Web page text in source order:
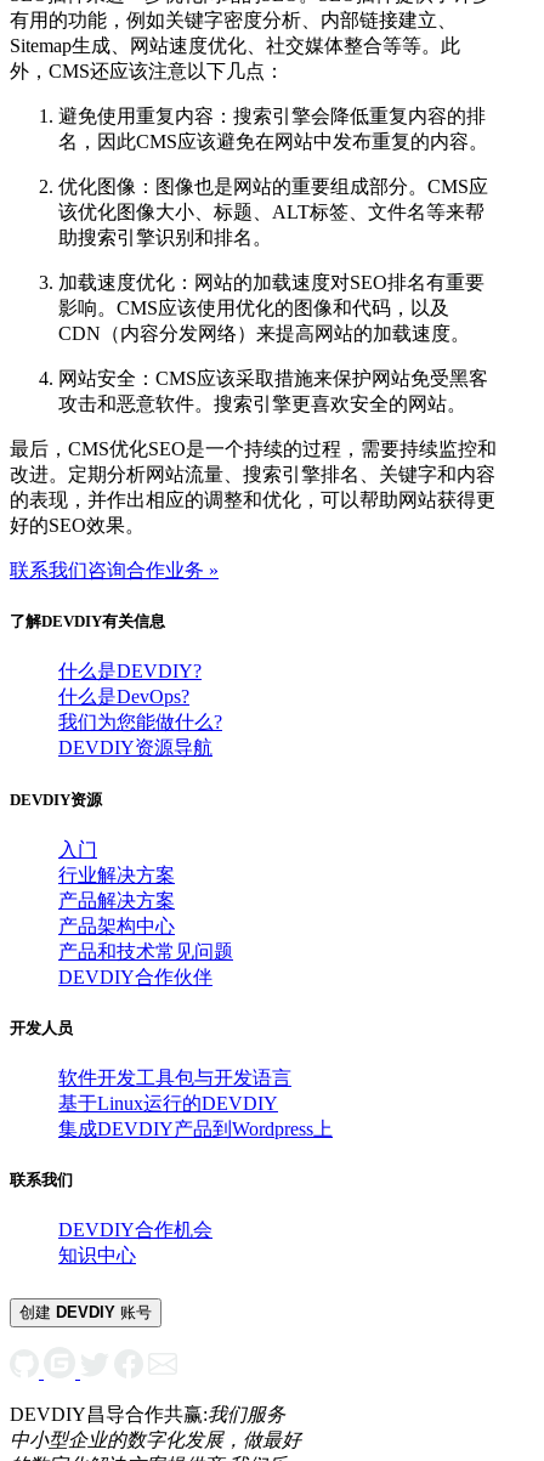
有用的功能，例如关键字密度分析、内部链接建立、
Sitemap生成、网站速度优化、社交媒体整合等等。此
外，CMS还应该注意以下几点：
避免使用重复内容：搜索引擎会降低重复内容的排
名，因此CMS应该避免在网站中发布重复的内容。
优化图像：图像也是网站的重要组成部分。CMS应
该优化图像大小、标题、ALT标签、文件名等来帮
助搜索引擎识别和排名。
加载速度优化：网站的加载速度对SEO排名有重要
影响。CMS应该使用优化的图像和代码，以及
CDN（内容分发网络）来提高网站的加载速度。
网站安全：CMS应该采取措施来保护网站免受黑客
攻击和恶意软件。搜索引擎更喜欢安全的网站。
最后，CMS优化SEO是一个持续的过程，需要持续监控和
改进。定期分析网站流量、搜索引擎排名、关键字和内容
的表现，并作出相应的调整和优化，可以帮助网站获得更
好的SEO效果。
联系我们咨询合作业务 »
了解DEVDIY有关信息
什么是DEVDIY?
什么是DevOps?
我们为您能做什么?
DEVDIY资源导航
DEVDIY资源
入门
行业解决方案
产品解决方案
产品架构中心
产品和技术常见问题
DEVDIY合作伙伴
开发人员
软件开发工具包与开发语言
基于Linux运行的DEVDIY
集成DEVDIY产品到Wordpress上
联系我们
DEVDIY合作机会
知识中心
创建 DEVDIY 账号
DEVDIY昌导合作共赢:我们服务
中小型企业的数字化发展，做最好